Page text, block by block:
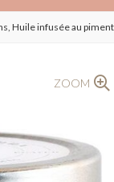
Huile infusée au
ZOOM